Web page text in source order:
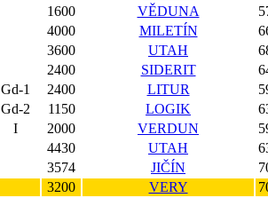
1600 VĚDUNA
4000 MILETÍN
3600 UTAH
2400 SIDERIT
Gd-1 2400 LITUR
Gd-2 1150 LOGIK
I 2000 VERDUN
4430 UTAH
3574 JIČÍN
3200 VERY